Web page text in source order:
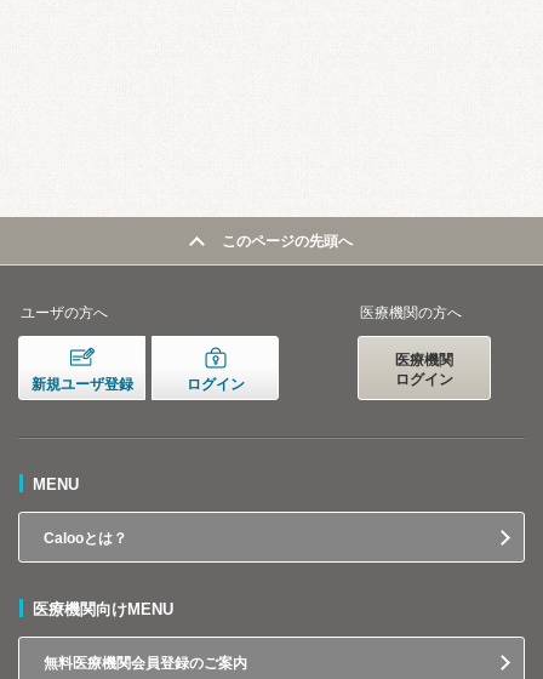
このページの先頭へ
ユーザの方へ
新規ユーザ登録 ログイン
医療機関の方へ
医療機関
ログイン
MENU
Calooとは？
医療機関向けMENU
無料医療機関会員登録のご案内